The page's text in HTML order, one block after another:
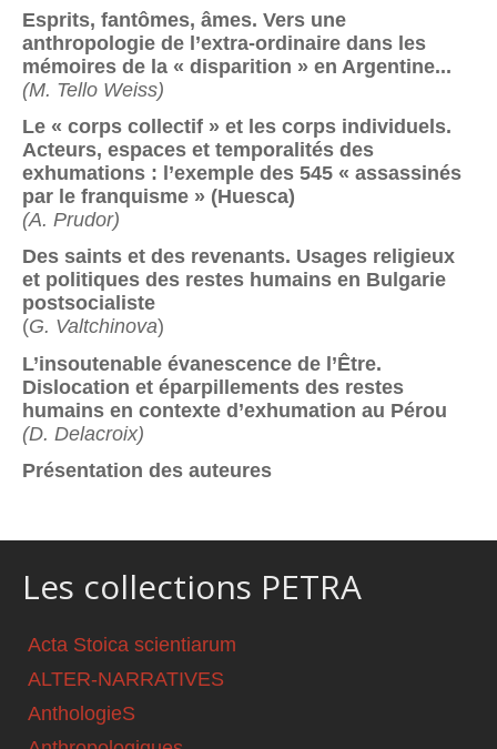
Esprits, fantômes, âmes. Vers une
anthropologie de l’extra-ordinaire dans les
mémoires de la « disparition » en Argentine...
(M. Tello Weiss)
Le « corps collectif » et les corps individuels.
Acteurs, espaces et temporalités des
exhumations : l’exemple des 545 « assassinés
par le franquisme » (Huesca)
(A. Prudor)
Des saints et des revenants. Usages religieux
et politiques des restes humains en Bulgarie
postsocialiste
(G. Valtchinova)
L’insoutenable évanescence de l’Être.
Dislocation et éparpillements des restes
humains en contexte d’exhumation au Pérou
(D. Delacroix)
Présentation des auteures
Les collections PETRA
Acta Stoica scientiarum
ALTER-NARRATIVES
AnthologieS